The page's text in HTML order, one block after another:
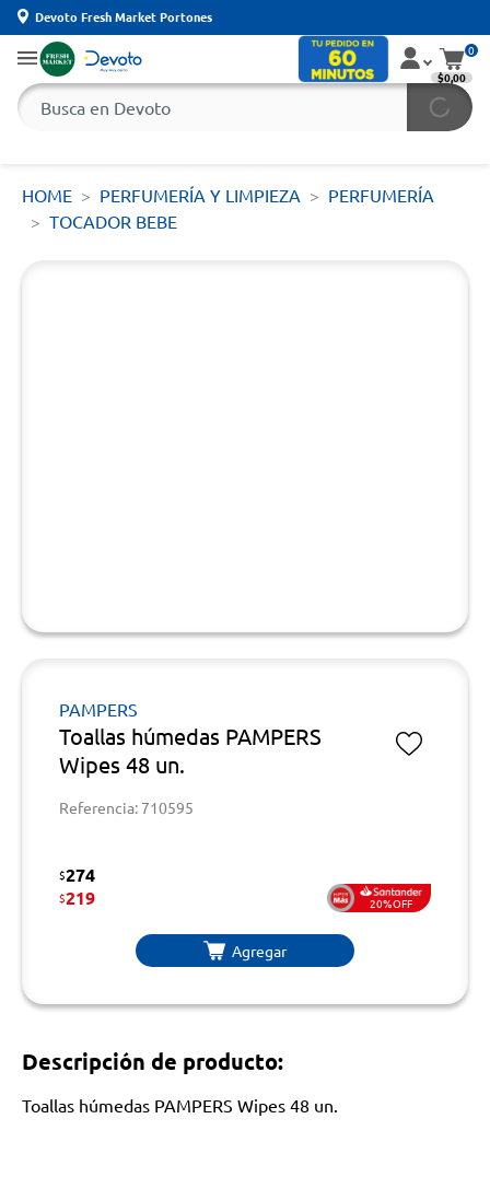
Devoto Fresh Market Portones
0
$0,00
HOME PERFUMERÍA Y LIMPIEZA
PERFUMERÍA
TOCADOR BEBE
PAMPERS
Toallas húmedas PAMPERS
Wipes 48 un.
Referencia: 710595
$274
$219 20%OFF
Agregar
Descripción de producto:
Toallas húmedas PAMPERS Wipes 48 un.